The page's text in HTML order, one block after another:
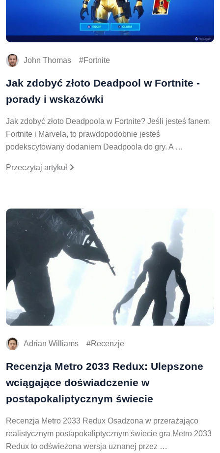
John Thomas Fortnite
Jak zdobyć złoto Deadpool w Fortnite -
porady i wskazówki
Jak zdobyć złoto Deadpoola w Fortnite? Jeśli jesteś fanem
Fortnite i Marvela, to prawdopodobnie jesteś
podekscytowany dodaniem Deadpoola do gry. A …
Przeczytaj artykuł
Adrian Williams Recenzje
Recenzja Metro 2033 Redux: Ulepszone
wciągające doświadczenie w
postapokaliptycznym świecie
Recenzja Metro 2033 Redux Osadzona w przerażająco
realistycznym postapokaliptycznym świecie gra Metro 2033
Redux to odświeżona wersja uznanej przez …